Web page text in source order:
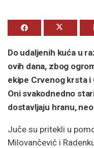
Do udaljenih kuća u
ovih dana, zbog
ekipe Crvenog krsta
Oni svakodnedno
dostavljaju hranu,
Juče su pritekli u
Milovančević i